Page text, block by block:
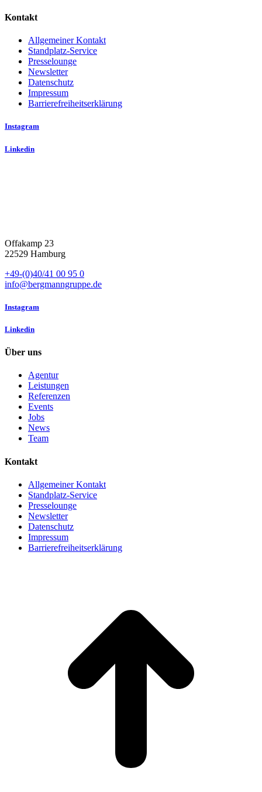
Kontakt
Allgemeiner Kontakt
Standplatz-Service
Presselounge
Newsletter
Datenschutz
Impressum
Barrierefreiheitserklärung
Instagram
Linkedin
Offakamp 23
22529 Hamburg
+49-(0)40/41 00 95 0
info@bergmanngruppe.de
Instagram
Linkedin
Über uns
Agentur
Leistungen
Referenzen
Events
Jobs
News
Team
Kontakt
Allgemeiner Kontakt
Standplatz-Service
Presselounge
Newsletter
Datenschutz
Impressum
Barrierefreiheitserklärung